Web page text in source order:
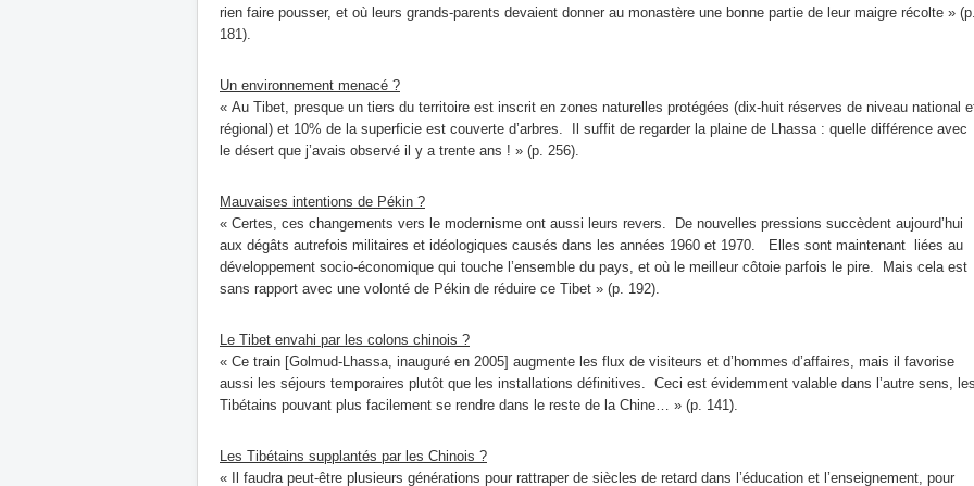
rien faire pousser, et où leurs grands-parents devaient donner au monastère une bonne partie de leur maigre récolte »
181).
Un environnement menacé ?
« Au Tibet, presque un tiers du territoire est inscrit en zones naturelles protégées (dix-huit réserves de niveau national
régional) et 10% de la superficie est couverte d’arbres. Il suffit de regarder la plaine de Lhassa : quelle différence avec
le désert que j’avais observé il y a trente ans ! » (p. 256).
Mauvaises intentions de Pékin ?
« Certes, ces changements vers le modernisme ont aussi leurs revers. De nouvelles pressions succèdent aujourd’hui
aux dégâts autrefois militaires et idéologiques causés dans les années 1960 et 1970. Elles sont maintenant liées au
développement socio-économique qui touche l’ensemble du pays, et où le meilleur côtoie parfois le pire. Mais cela est
sans rapport avec une volonté de Pékin de réduire ce Tibet » (p. 192).
Le Tibet envahi par les colons chinois ?
« Ce train [Golmud-Lhassa, inauguré en 2005] augmente les flux de visiteurs et d’hommes d’affaires, mais il favorise
aussi les séjours temporaires plutôt que les installations définitives. Ceci est évidemment valable dans l’autre sens,
Tibétains pouvant plus facilement se rendre dans le reste de la Chine… » (p. 141).
Les Tibétains supplantés par les Chinois ?
« Il faudra peut-être plusieurs générations pour rattraper de siècles de retard dans l’éducation et l’enseignement, pour